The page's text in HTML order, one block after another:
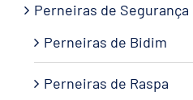
Perneiras de Segurança
Perneiras de Bidim
Perneiras de Raspa